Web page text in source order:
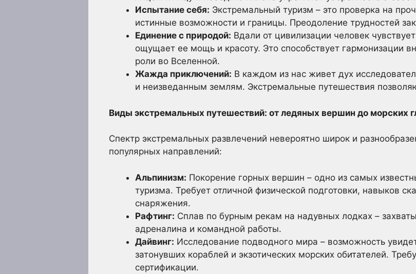
Испытание себя: Экстремальный туризм – это проверка на
истинные возможности и границы. Преодоление трудностей
Единение с природой: Вдали от цивилизации человек
ощущает ее мощь и красоту. Это способствует гармонизации
роли во Вселенной.
Жажда приключений: В каждом из нас живет дух
и неизведанным землям. Экстремальные путешествия
Виды экстремальных путешествий: от ледяных вершин до морских
Спектр экстремальных развлечений невероятно широк и
популярных направлений:
Альпинизм: Покорение горных вершин – одно из самых
туризма. Требует отличной физической подготовки, навыков
снаряжения.
Рафтинг: Сплав по бурным рекам на надувных лодках –
адреналина и командной работы.
Дайвинг: Исследование подводного мира – возможность
затонувших кораблей и экзотических морских обитателей.
сертификации.